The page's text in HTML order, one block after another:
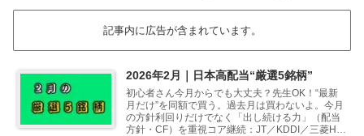
記事内に広告が含まれています。
2026年2月｜日本高配当“厳選5銘柄”
初心者さん今月からでも大丈夫？先生OK！“最新
月だけ”を同額で買う。過去月は買わないよ。今月
の方針利回りだけでなく「出し続ける力」（配当
方針・CF）を重視コア継続：JT／KDDI／三菱HC